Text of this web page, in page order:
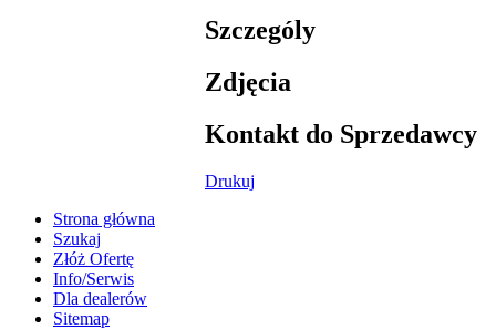
Szczególy
Zdjęcia
Kontakt do Sprzedawcy
Drukuj
Strona główna
Szukaj
Złóż Ofertę
Info/Serwis
Dla dealerów
Sitemap